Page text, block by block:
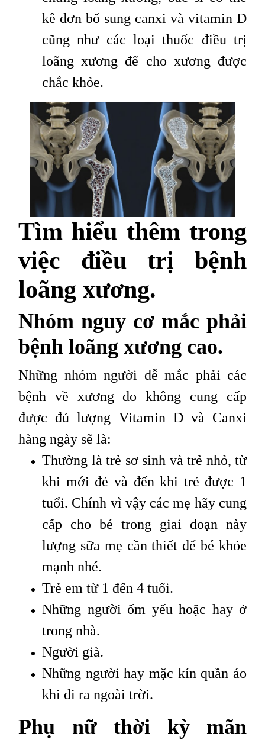
kê đơn bổ sung canxi và vitamin D
cũng như các loại thuốc điều trị
loãng xương để cho xương được
chắc khỏe.
Tìm hiểu thêm trong
việc điều trị bệnh
loãng xương.
Nhóm nguy cơ mắc phải
bệnh loãng xương cao.
Những nhóm người dễ mắc phải các
bệnh về xương do không cung cấp
được đủ lượng Vitamin D và Canxi
hàng ngày sẽ là:
Thường là trẻ sơ sinh và trẻ nhỏ, từ
khi mới đẻ và đến khi trẻ được 1
tuổi. Chính vì vậy các mẹ hãy cung
cấp cho bé trong giai đoạn này
lượng sữa mẹ cần thiết để bé khỏe
mạnh nhé.
Trẻ em từ 1 đến 4 tuổi.
Những người ốm yếu hoặc hay ở
trong nhà.
Người già.
Những người hay mặc kín quần áo
khi đi ra ngoài trời.
Phụ nữ thời kỳ mãn